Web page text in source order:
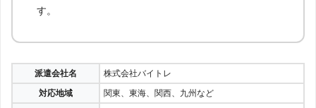
す。
派遣会社名
株式会社バイトレ
対応地域
関東、東海、関西、九州など